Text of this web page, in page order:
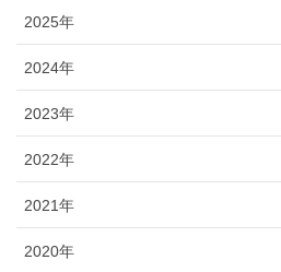
2025年
2024年
2023年
2022年
2021年
2020年